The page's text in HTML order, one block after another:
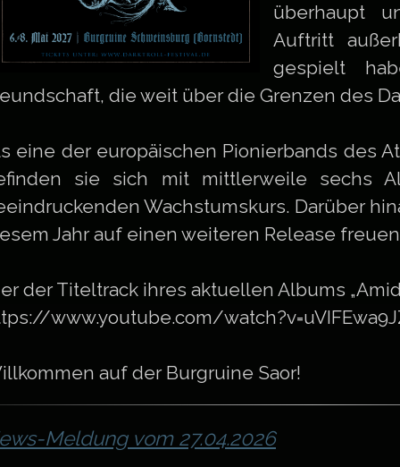
überhaupt
Auftritt
gespielt
die weit über die Grenzen des
eine der europäischen Pionierbands des
sie sich mit mittlerweile sechs
Wachstumskurs. Darüber
Jahr auf einen weiteren Release
der Titeltrack ihres aktuellen Albums
www.youtube.com/
auf der Burgruine Saor!
Meldung vom 27.04.2026